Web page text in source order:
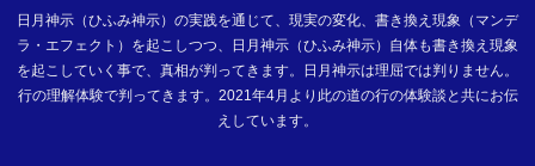
日月神示（ひふみ神示）の実践を通じて、現実の変化、書き換え現象（マンデ
ラ・エフェクト）を起こしつつ、日月神示（ひふみ神示）自体も書き換え現象
を起こしていく事で、真相が判ってきます。日月神示は理屈では判りません。
行の理解体験で判ってきます。2021年4月より此の道の行の体験談と共にお伝
えしています。